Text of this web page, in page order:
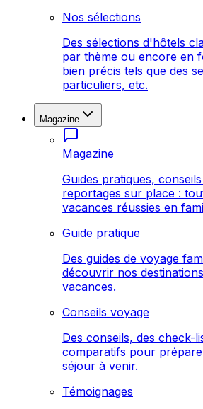
Nos sélections
Des sélections d'hôtels
par thème ou encore en
bien précis tels que des
particuliers, etc.
Magazine
Magazine
Guides pratiques,
reportages sur place :
vacances réussies en
Guide pratique
Des guides de voyage
découvrir nos
vacances.
Conseils voyage
Des conseils, des check-
comparatifs pour
séjour à venir.
Témoignages